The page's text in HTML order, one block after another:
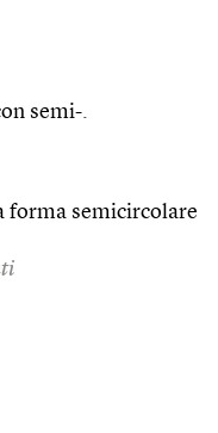
semi-.
forma semicircolare